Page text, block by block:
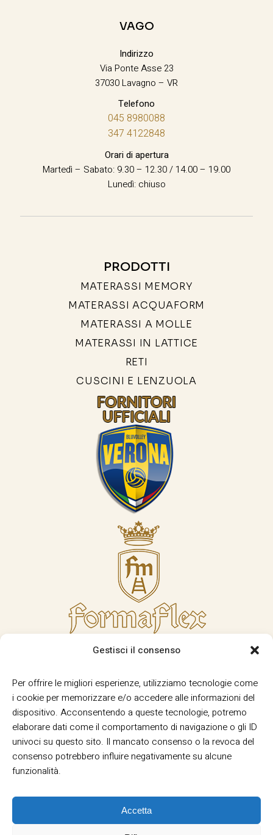
Gestisci il consenso
Per offrire le migliori esperienze, utilizziamo tecnologie come
i cookie per memorizzare e/o accedere alle informazioni del
dispositivo. Acconsentendo a queste tecnologie, potremo
elaborare dati come il comportamento di navigazione o gli ID
univoci su questo sito. Il mancato consenso o la revoca del
consenso potrebbero influire negativamente su alcune
funzionalità.
Accetta
VAGO
Indirizzo
Via Ponte Asse 23
37030 Lavagno – VR
Telefono
045 8980088
347 4122848
Orari di apertura
Martedì – Sabato: 9.30 – 12.30 / 14.00 – 19.00
Lunedì: chiuso
PRODOTTI
MATERASSI MEMORY
MATERASSI ACQUAFORM
MATERASSI A MOLLE
MATERASSI IN LATTICE
RETI
CUSCINI E LENZUOLA